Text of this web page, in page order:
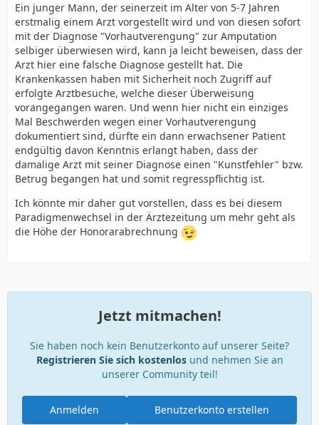
Ein junger Mann, der seinerzeit im Alter von 5-7 Jahren
erstmalig einem Arzt vorgestellt wird und von diesen sofort
mit der Diagnose "Vorhautverengung" zur Amputation
selbiger überwiesen wird, kann ja leicht beweisen, dass der
Arzt hier eine falsche Diagnose gestellt hat. Die
Krankenkassen haben mit Sicherheit noch Zugriff auf
erfolgte Arztbesuche, welche dieser Überweisung
vorangegangen waren. Und wenn hier nicht ein einziges
Mal Beschwerden wegen einer Vorhautverengung
dokumentiert sind, dürfte ein dann erwachsener Patient
endgültig davon Kenntnis erlangt haben, dass der
damalige Arzt mit seiner Diagnose einen "Kunstfehler" bzw.
Betrug begangen hat und somit regresspflichtig ist.
Ich könnte mir daher gut vorstellen, dass es bei diesem
Paradigmenwechsel in der Ärztezeitung um mehr geht als
die Höhe der Honorarabrechnung
Jetzt mitmachen!
Sie haben noch kein Benutzerkonto auf unserer Seite?
Registrieren Sie sich kostenlosund nehmen Sie an
unserer Community teil!
Benutzerkonto erstellen
Anmelden